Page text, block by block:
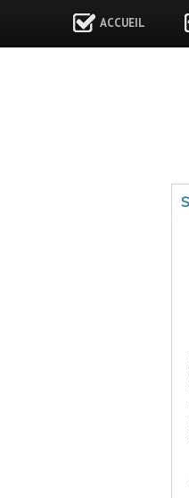
ACCUEIL